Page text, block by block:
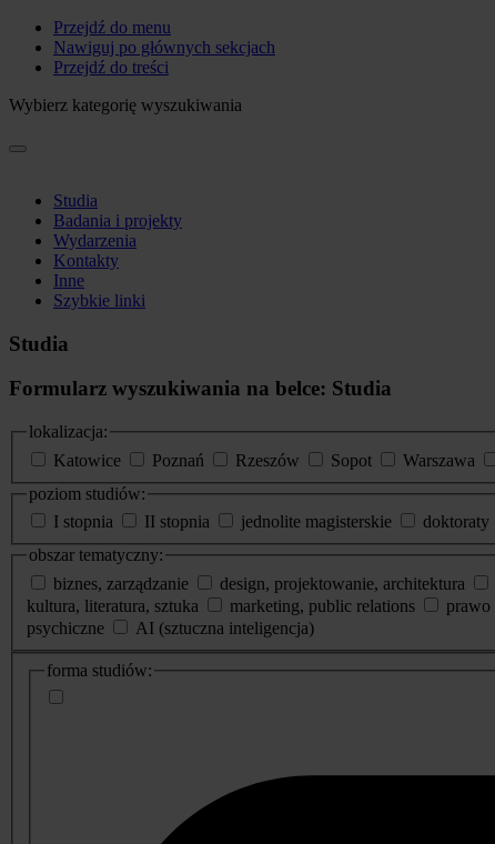
Przejdź do menu
Nawiguj po głównych sekcjach
Przejdź do treści
Wybierz kategorię wyszukiwania
Studia
Badania i projekty
Wydarzenia
Kontakty
Inne
Szybkie linki
Studia
Formularz wyszukiwania na belce: Studia
lokalizacja:
Katowice
Poznań Rzeszów Sopot Warszawa
poziom studiów:
I stopnia
II stopnia jednolite magisterskie doktoraty
obszar tematyczny:
biznes, zarządzanie
design, projektowanie, architektura
kultura, literatura, sztuka
marketing, public relations prawo
psychiczne
AI (sztuczna inteligencja)
dodatkowe
informacje
forma studiów: